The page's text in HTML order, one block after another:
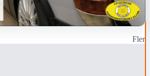
Fler